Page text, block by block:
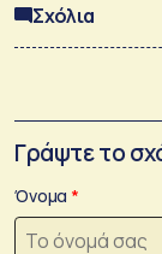
Σχόλια
Γράψτε το
Όνομα